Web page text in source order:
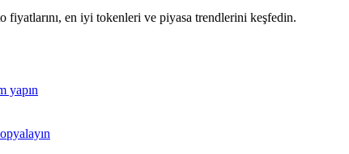
en iyi tokenleri ve piyasa trendlerini keşfedin.
yapın